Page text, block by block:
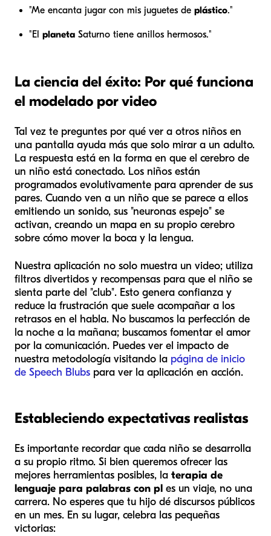
"Me encanta jugar con mis juguetes de plástico."
"El planeta Saturno tiene anillos hermosos."
La ciencia del éxito: Por qué funciona
el modelado por video
Tal vez te preguntes por qué ver a otros niños en
una pantalla ayuda más que solo mirar a un adulto.
La respuesta está en la forma en que el cerebro de
un niño está conectado. Los niños están
programados evolutivamente para aprender de sus
pares. Cuando ven a un niño que se parece a ellos
emitiendo un sonido, sus "neuronas espejo" se
activan, creando un mapa en su propio cerebro
sobre cómo mover la boca y la lengua.
Nuestra aplicación no solo muestra un video; utiliza
filtros divertidos y recompensas para que el niño se
sienta parte del "club". Esto genera confianza y
reduce la frustración que suele acompañar a los
retrasos en el habla. No buscamos la perfección de
la noche a la mañana; buscamos fomentar el amor
por la comunicación. Puedes ver el impacto de
nuestra metodología visitando la página de inicio
de Speech Blubs para ver la aplicación en acción.
Estableciendo expectativas realistas
Es importante recordar que cada niño se desarrolla
a su propio ritmo. Si bien queremos ofrecer las
mejores herramientas posibles, la terapia de
lenguaje para palabras con pl es un viaje, no una
carrera. No esperes que tu hijo dé discursos públicos
en un mes. En su lugar, celebra las pequeñas
victorias: